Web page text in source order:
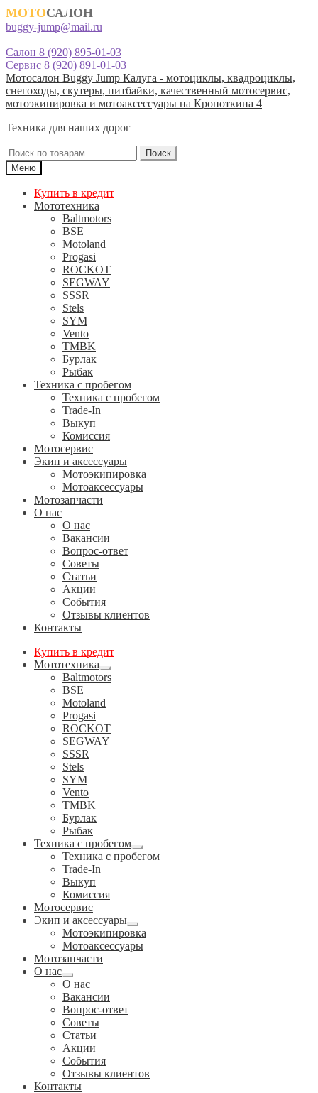
МОТОСАЛОН
buggy-jump@mail.ru
Салон 8 (920) 895-01-03
Сервис 8 (920) 891-01-03
Перейти
к
навигации
Перейти
к
содержимому
Мотосалон Buggy Jump Калуга - мотоциклы, квадроциклы,
снегоходы, скутеры, питбайки, качественный мотосервис,
мотоэкипировка и мотоаксессуары на Кропоткина 4
Техника для наших дорог
Искать:
Поиск
Меню
Купить в кредит
Мототехника
Baltmotors
BSE
Motoland
Progasi
ROCKOT
SEGWAY
SSSR
Stels
SYM
Vento
TMBK
Бурлак
Рыбак
Техника с пробегом
Техника с пробегом
Trade-In
Выкуп
Комиссия
Мотосервис
Экип и аксессуары
Мотоэкипировка
Мотоаксессуары
Мотозапчасти
О нас
О нас
Вакансии
Вопрос-ответ
Советы
Статьи
Акции
События
Отзывы клиентов
Контакты
Купить в кредит
Мототехника
Развернутое
вложенное
Baltmotors
BSE
Motoland
Progasi
ROCKOT
SEGWAY
SSSR
Stels
SYM
Vento
TMBK
Бурлак
Рыбак
Техника с пробегом
Развернутое
вложенное
Техника с пробегом
Trade-In
Выкуп
Комиссия
Мотосервис
Экип и аксессуары
Развернутое
вложенное
меню
Мотоэкипировка
Мотоаксессуары
Мотозапчасти
О нас
Развернутое
вложенное
меню
О нас
Вакансии
Вопрос-ответ
Советы
Статьи
Акции
События
Отзывы клиентов
Контакты